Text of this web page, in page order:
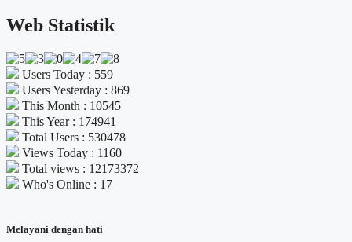
Web Statistik
Users Today : 559
Users Yesterday : 869
This Month : 10545
This Year : 174941
Total Users : 530478
Views Today : 1160
Total views : 12173372
Who's Online : 17
Melayani dengan hati